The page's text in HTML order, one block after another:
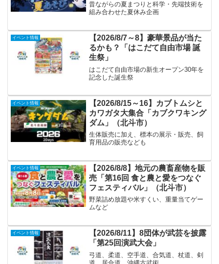
昔ながらの夏まつりと科学・先端技術を
組み合わせた夏休み企画
イベント情報
【2026/8/7～8】豪華景品が当た
るかも？「はこだて自由市場 誕
生祭」
はこだて自由市場の新生オープン30年を
記念した誕生祭
イベント情報
【2026/8/15～16】カブトムシと
カワガタ大集合「カブクワキング
ダム」（北斗市）
生体販売に加え、標本の展示・販売、飼
育用品の販売なども
イベント情報
【2026/8/8】地元の農畜産物を販
売「第16回 食と農と愛をつなぐ
フェスティバル」（北斗市）
野菜詰め放題や米すくい、重量当てゲー
ムなど
イベント情報
【2026/8/11】8団体が武芸を披露
「第25回演武大会」
弓道、柔道、空手道、合気道、杖道、剣